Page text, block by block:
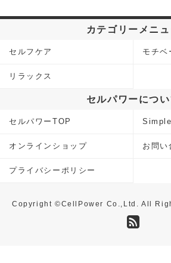
カテゴリーメニ
セルフケア モチベ
リラックス
セルパワーについ
セルパワーTOP
オンラインショップ お問い
プライバシーポリシー
Copyright ©CellPower Co.,Ltd. All